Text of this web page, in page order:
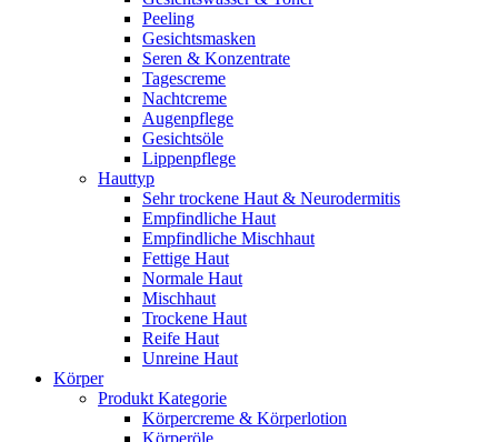
Peeling
Gesichtsmasken
Seren & Konzentrate
Tagescreme
Nachtcreme
Augenpflege
Gesichtsöle
Lippenpflege
Hauttyp
Sehr trockene Haut & Neurodermitis
Empfindliche Haut
Empfindliche Mischhaut
Fettige Haut
Normale Haut
Mischhaut
Trockene Haut
Reife Haut
Unreine Haut
Körper
Produkt Kategorie
Körpercreme & Körperlotion
Körperöle